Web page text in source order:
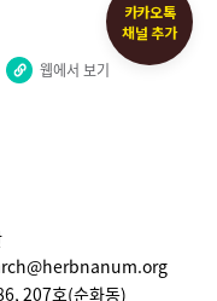
카카오톡
채널 추가